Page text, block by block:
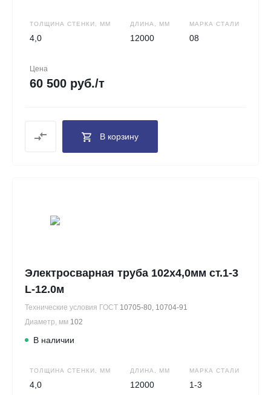
ТОЛЩИНА СТЕНКИ, ММ
4,0
ДЛИНА, ММ
12000
МАРКА СТАЛИ
08
Цена
60 500 руб./т
В корзину
Электросварная труба 102х4,0мм ст.1-3
L-12.0м
Технические условия ГОСТ 10705-80, 10704-91
Диаметр, мм 102
В наличии
ТОЛЩИНА СТЕНКИ, ММ
4,0
ДЛИНА, ММ
12000
МАРКА СТАЛИ
1-3